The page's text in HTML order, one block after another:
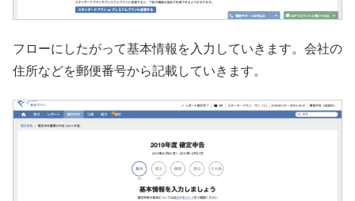
フローにしたがって基本情報を入力していきます。会社の
住所などを郵便番号から記載していきます。